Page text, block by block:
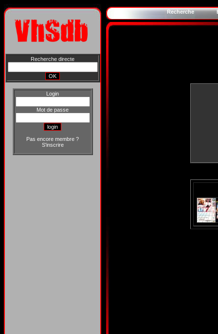
Recherche directe
Login
Mot de passe
Pas encore membre ?
S'inscrire
Recherche